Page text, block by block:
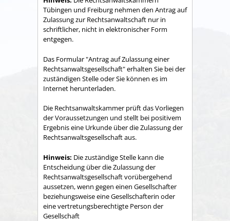
Tübingen und Freiburg nehmen den Antrag auf
Zulassung zur Rechtsanwaltschaft nur in
schriftlicher, nicht in elektronischer Form
entgegen.
Das Formular "Antrag auf Zulassung einer
Rechtsanwaltsgesellschaft" erhalten Sie bei der
zuständigen Stelle oder Sie können es im
Internet herunterladen.
Die Rechtsanwaltskammer prüft das Vorliegen
der Voraussetzungen und stellt bei positivem
Ergebnis eine Urkunde über die Zulassung der
Rechtsanwaltsgesellschaft aus.
Hinweis: Die zuständige Stelle kann die
Entscheidung über die Zulassung der
Rechtsanwaltsgesellschaft vorübergehend
aussetzen, wenn gegen einen Gesellschafter
beziehungsweise eine Gesellschafterin oder
eine vertretungsberechtigte Person der
Gesellschaft